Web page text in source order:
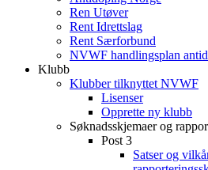
Ren Utøver
Rent Idrettslag
Rent Særforbund
NVWF handlingsplan
Klubb
Klubber tilknyttet NVWF
Lisenser
Opprette ny klubb
Søknadsskjemaer og
Post 3
Satser og